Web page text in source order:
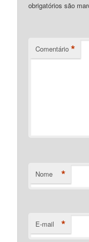
obrigatórios são
Comentário *
Nome *
E-mail *